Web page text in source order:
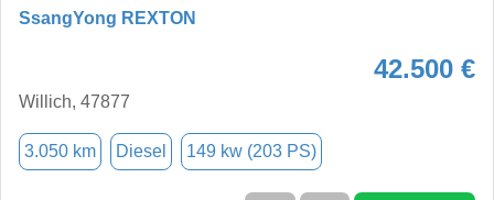
SsangYong REXTON
42.500 €
Willich, 47877
3.050 km Diesel 149 kw (203 PS)